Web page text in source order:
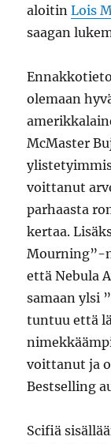
aloitinLois
saagan
olemaan
McMaster
voittanut
parhaasta
kertaa.
Mourning”-
että Nebula
samaan ylsi
tuntuu että
voittanut ja
Bestselling
Scifiä